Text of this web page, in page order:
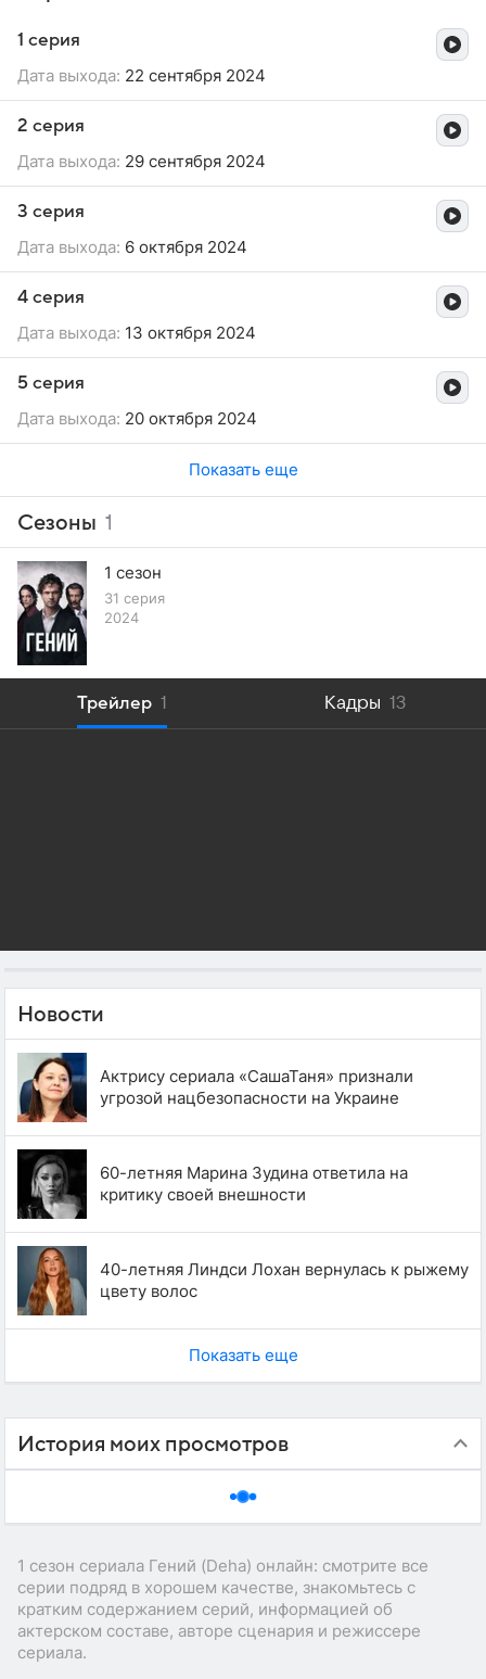
1 серия
Дата выхода: 22 сентября 2024
2 серия
Дата выхода: 29 сентября 2024
3 серия
Дата выхода: 6 октября 2024
4 серия
Дата выхода: 13 октября 2024
5 серия
Дата выхода: 20 октября 2024
Показать еще
Сезоны 1
1 сезон
31 серия
2024
Трейлер 1 Кадры 13
Новости
Актрису сериала «СашаТаня» признали
угрозой нацбезопасности на Украине
60-летняя Марина Зудина ответила на
критику своей внешности
40-летняя Линдси Лохан вернулась к рыжему
цвету волос
Показать еще
История моих просмотров
1 сезон сериала Гений (Deha) онлайн: смотрите все
серии подряд в хорошем качестве, знакомьтесь с
кратким содержанием серий, информацией об
актерском составе, авторе сценария и режиссере
сериала.